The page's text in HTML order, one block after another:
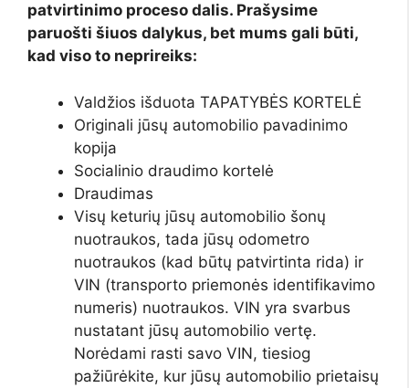
patvirtinimo proceso dalis. Prašysime
paruošti šiuos dalykus, bet mums gali būti,
kad viso to neprireiks:
Valdžios išduota TAPATYBĖS KORTELĖ
Originali jūsų automobilio pavadinimo
kopija
Socialinio draudimo kortelė
Draudimas
Visų keturių jūsų automobilio šonų
nuotraukos, tada jūsų odometro
nuotraukos (kad būtų patvirtinta rida) ir
VIN (transporto priemonės identifikavimo
numeris) nuotraukos. VIN yra svarbus
nustatant jūsų automobilio vertę.
Norėdami rasti savo VIN, tiesiog
pažiūrėkite, kur jūsų automobilio prietaisų